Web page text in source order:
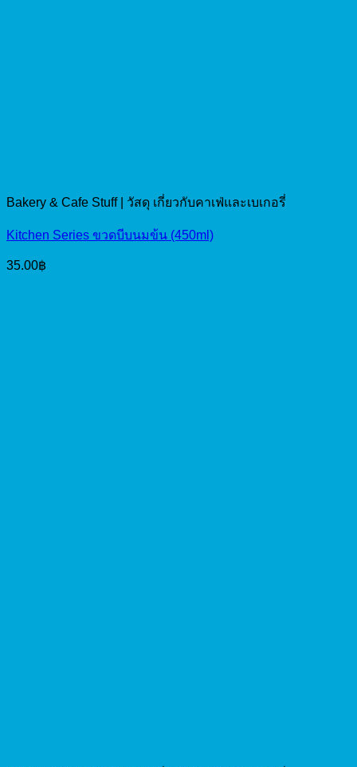
Bakery & Cafe Stuff | วัสดุ เกี่ยวกับคาเฟ่และเบเกอรี่
Kitchen Series ขวดบีบนมข้น (450ml)
35.00฿